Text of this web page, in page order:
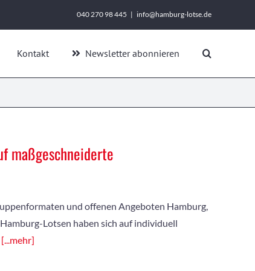
040 270 98 445 | info@hamburg-lotse.de
Kontakt Newsletter abonnieren
maßgeschneiderte
und offenen Angeboten Hamburg,
Lotsen haben sich auf individuell
[...mehr]